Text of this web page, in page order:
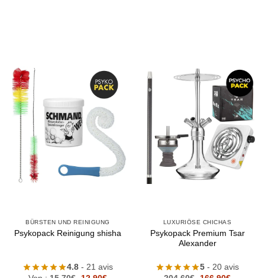
BÜRSTEN UND REINIGUNG
Psykopack Reinigung shisha
4.8 - 21 avis
LUXURIÖSE CHICHAS
Psykopack Premium Tsar
Alexander
5 - 20 avis